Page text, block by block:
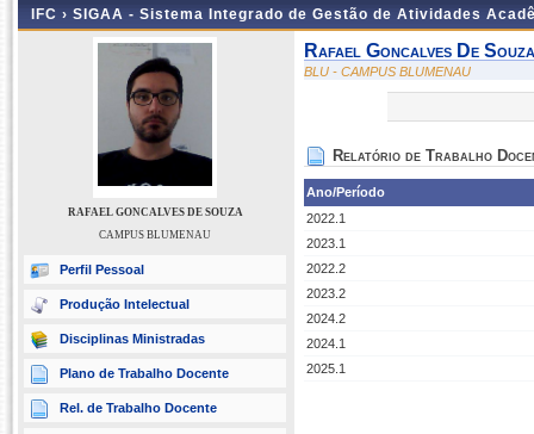
IFC › SIGAA - Sistema Integrado de Gestão de Atividades
RAFAEL GONCALVES DE SOUZA
CAMPUS BLUMENAU
Perfil Pessoal
Produção Intelectual
Disciplinas Ministradas
Plano de Trabalho Docente
Rel. de Trabalho Docente
Rafael Goncalves De Souza
BLU - CAMPUS BLUMENAU
Relatório de Trabalho
Ano/Período
2022.1
2023.1
2022.2
2023.2
2024.2
2024.1
2025.1